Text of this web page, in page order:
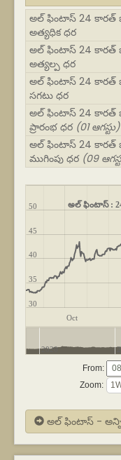
అల్ ఫింటాస్ 24 కారత్
అత్యధిక ధర
అల్ ఫింటాస్ 24 కారత్
అత్యల్ప ధర
అల్ ఫింటాస్ 24 కారత్
సగటు ధర
అల్ ఫింటాస్ 24 కారత్
ప్రారంభ ధర (01 ఆగస్టు)
అల్ ఫింటాస్ 24 కారత్
ముగింపు ధర (09
అల్ ఫింటాస్ :
Oct
30
35
40
45
50
2020
From:
Zoom:
అల్ ఫింటాస్ -